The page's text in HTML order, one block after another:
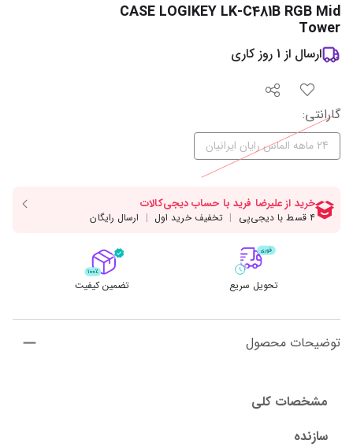
CASE LOGIKEY LK-C481B RGB Mid
Tower
ارسال از 1 روز کاری
گارانتی:
24 ماهه الماس رایان ایرانیان
تحویل سریع تضمین کیفیت
توضیحات محصول
مشخصات کلی
سازنده